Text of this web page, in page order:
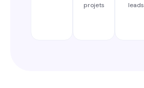
projets
leads